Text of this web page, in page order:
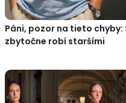
Páni, pozor na tieto
zbytočne robí staršími